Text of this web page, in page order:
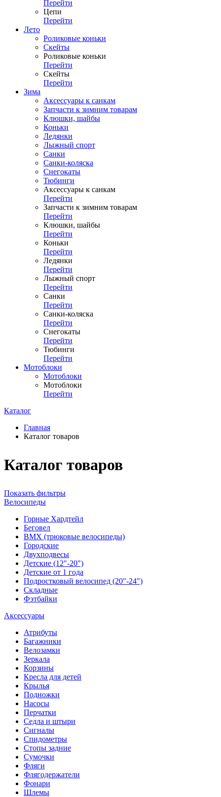
Перейти
Цепи
Перейти
Лето
Роликовые коньки
Скейты
Роликовые коньки
Перейти
Скейты
Перейти
Зима
Аксессуары к санкам
Запчасти к зимним товарам
Клюшки, шайбы
Коньки
Ледянки
Лыжный спорт
Санки
Санки-коляска
Снегокаты
Тюбинги
Аксессуары к санкам
Перейти
Запчасти к зимним товарам
Перейти
Клюшки, шайбы
Перейти
Коньки
Перейти
Ледянки
Перейти
Лыжный спорт
Перейти
Санки
Перейти
Санки-коляска
Перейти
Снегокаты
Перейти
Тюбинги
Перейти
Мотоблоки
Мотоблоки
Мотоблоки
Перейти
Каталог
Главная
Каталог товаров
Каталог товаров
Показать фильтры
Велосипеды
Горные Хардтейл
Беговел
ВМХ (трюковые велосипеды)
Городские
Двухподвесы
Детские (12"-20")
Детские от 1 года
Подростковый велосипед (20"-24")
Складные
Фэтбайки
Аксессуары
Атрибуты
Багажники
Велозамки
Зеркала
Корзины
Кресла для детей
Крылья
Подножки
Насосы
Перчатки
Седла и штыри
Сигналы
Спидометры
Стопы задние
Сумочки
Фляги
Флягодержатели
Фонари
Шлемы